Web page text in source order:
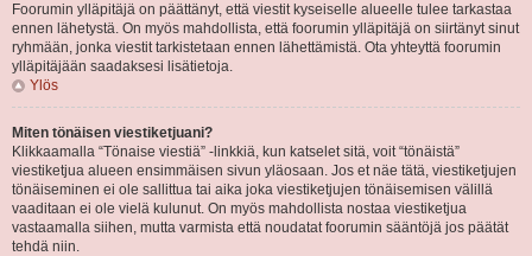
Foorumin ylläpitäjä on päättänyt, että viestit kyseiselle alueelle tulee tarkastaa
ennen lähetystä. On myös mahdollista, että foorumin ylläpitäjä on siirtänyt sinut
ryhmään, jonka viestit tarkistetaan ennen lähettämistä. Ota yhteyttä foorumin
ylläpitäjään saadaksesi lisätietoja.
Ylös
Miten tönäisen viestiketjuani?
Klikkaamalla “Tönaise viestiä” -linkkiä, kun katselet sitä, voit “tönäistä”
viestiketjua alueen ensimmäisen sivun yläosaan. Jos et näe tätä, viestiketjujen
tönäiseminen ei ole sallittua tai aika joka viestiketjujen tönäisemisen välillä
vaaditaan ei ole vielä kulunut. On myös mahdollista nostaa viestiketjua
vastaamalla siihen, mutta varmista että noudatat foorumin sääntöjä jos päätät
tehdä niin.